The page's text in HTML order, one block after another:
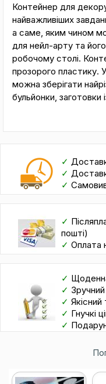
Контейнер для
найважливіших
а саме, яким чином
для нейл-арту та
робочому столі.
прозорого пластику.
можна зберігати
бульйонки, заготовки
✓
✓
✓
✓
пошті)
✓ Оплата
✓
✓
✓ Якісний
✓ Гнучкі
✓